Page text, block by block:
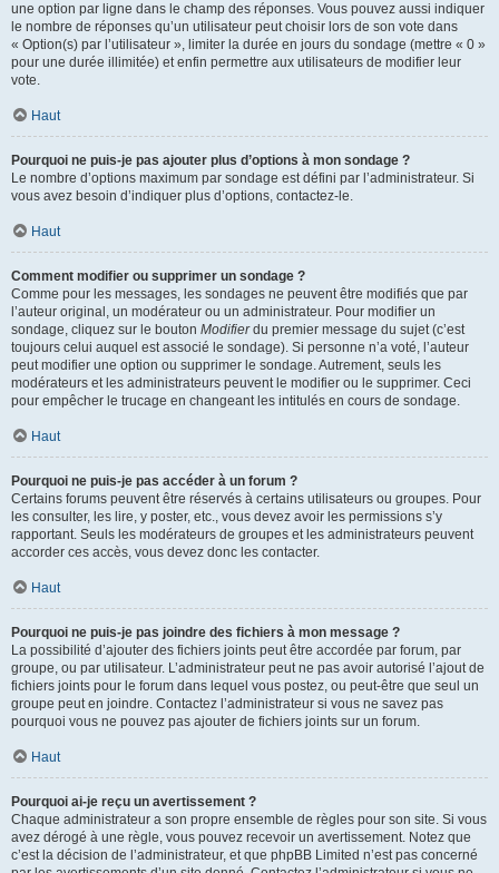
une option par ligne dans le champ des réponses. Vous pouvez aussi indiquer
le nombre de réponses qu’un utilisateur peut choisir lors de son vote dans
« Option(s) par l’utilisateur », limiter la durée en jours du sondage (mettre « 0 »
pour une durée illimitée) et enfin permettre aux utilisateurs de modifier leur
vote.
Haut
Pourquoi ne puis-je pas ajouter plus d’options à mon sondage ?
Le nombre d’options maximum par sondage est défini par l’administrateur. Si
vous avez besoin d’indiquer plus d’options, contactez-le.
Haut
Comment modifier ou supprimer un sondage ?
Comme pour les messages, les sondages ne peuvent être modifiés que par
l’auteur original, un modérateur ou un administrateur. Pour modifier un
sondage, cliquez sur le bouton Modifierdu premier message du sujet (c’est
toujours celui auquel est associé le sondage). Si personne n’a voté, l’auteur
peut modifier une option ou supprimer le sondage. Autrement, seuls les
modérateurs et les administrateurs peuvent le modifier ou le supprimer. Ceci
pour empêcher le trucage en changeant les intitulés en cours de sondage.
Haut
Pourquoi ne puis-je pas accéder à un forum ?
Certains forums peuvent être réservés à certains utilisateurs ou groupes. Pour
les consulter, les lire, y poster, etc., vous devez avoir les permissions s’y
rapportant. Seuls les modérateurs de groupes et les administrateurs peuvent
accorder ces accès, vous devez donc les contacter.
Haut
Pourquoi ne puis-je pas joindre des fichiers à mon message ?
La possibilité d’ajouter des fichiers joints peut être accordée par forum, par
groupe, ou par utilisateur. L’administrateur peut ne pas avoir autorisé l’ajout de
fichiers joints pour le forum dans lequel vous postez, ou peut-être que seul un
groupe peut en joindre. Contactez l’administrateur si vous ne savez pas
pourquoi vous ne pouvez pas ajouter de fichiers joints sur un forum.
Haut
Pourquoi ai-je reçu un avertissement ?
Chaque administrateur a son propre ensemble de règles pour son site. Si vous
avez dérogé à une règle, vous pouvez recevoir un avertissement. Notez que
c’est la décision de l’administrateur, et que phpBB Limited n’est pas concerné